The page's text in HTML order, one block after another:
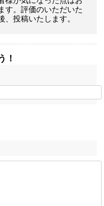
す。評価のいただいた
、投稿いたします。
！